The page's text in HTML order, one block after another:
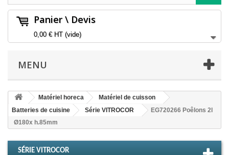
Panier \ Devis
0,00 €HT (vide)
MENU
Matériel horeca
Matériel de cuisson
Batteries de cuisine
Série VITROCOR
EG720266 Poêlons 2l
Ø180x h.85mm
SÉRIE VITROCOR